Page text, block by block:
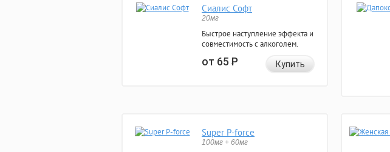
Сиалис Софт
20мг
Быстрое наступление эффекта и
совместимость с алкоголем.
от 65Р Купить
Super P-force
100мг + 60мг